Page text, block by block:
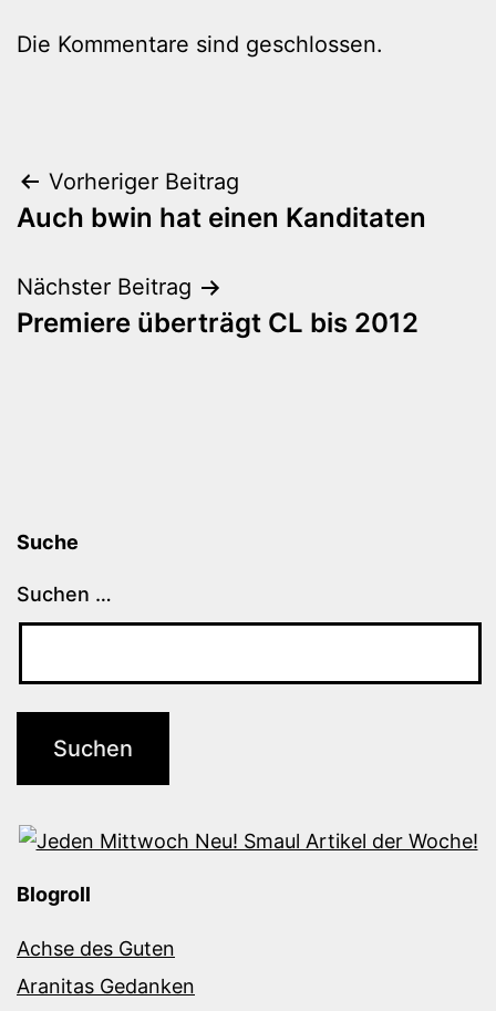
Die Kommentare sind geschlossen.
Beitragsnavigation
Vorheriger Beitrag
Auch bwin hat einen Kanditaten
Nächster Beitrag
Premiere überträgt CL bis 2012
Suche
Suchen …
Blogroll
Achse des Guten
Aranitas Gedanken